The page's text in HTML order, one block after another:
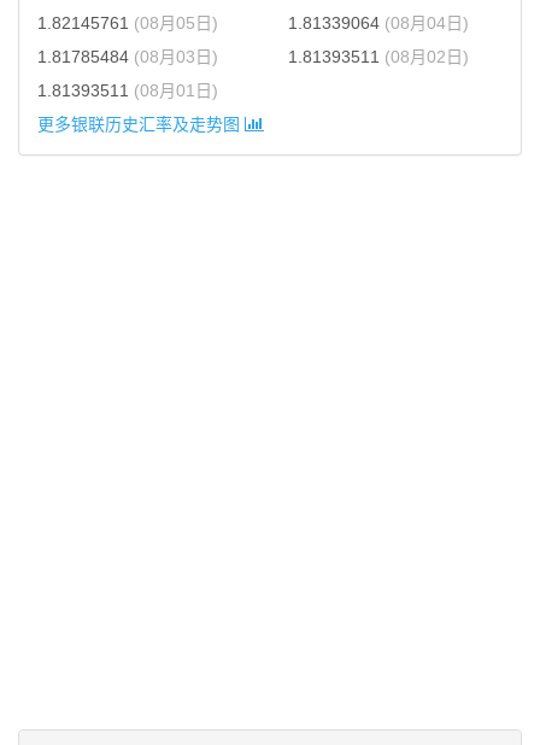
1.82145761 (08月05日) 1.81339064 (08月04日)
1.81785484 (08月03日) 1.81393511 (08月02日)
1.81393511 (08月01日)
更多银联历史汇率及走势图